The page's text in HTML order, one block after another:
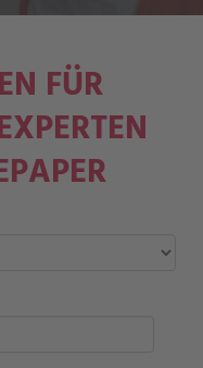
FÜR